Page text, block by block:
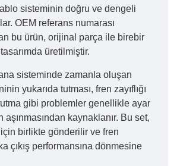
sisteminin doğru ve dengeli
OEM referans numarası
bu ürün, orijinal parça ile birebir
üretilmiştir.
sisteminde zamanla oluşan
yukarıda tutması, fren zayıflığı
gibi problemler genellikle ayar
aşınmasından kaynaklanır. Bu set,
birlikte gönderilir ve fren
çıkış performansına dönmesine